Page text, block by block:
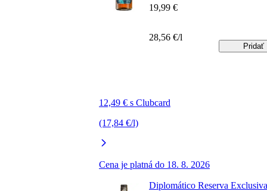
12,49 € s Clubcard
(17,84 €/l)
Cena je platná do 18. 8. 2026
19,99 €
28,56 €/l
Pridať
Diplomático Reserva Exclusiva